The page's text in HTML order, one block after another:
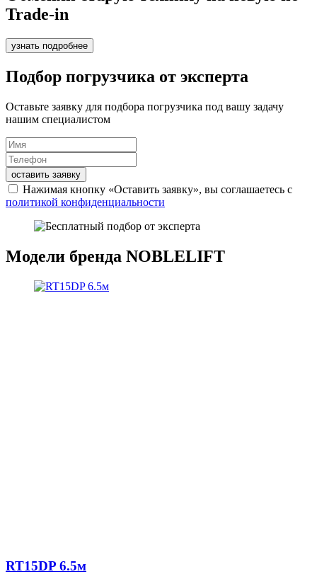
Trade-in
узнать подробнее
Подбор погрузчика от эксперта
Оставьте заявку для подбора погрузчика под вашу задачу
нашим специалистом
оставить заявку
Нажимая кнопку «Оставить заявку», вы соглашаетесь с
политикой конфиденциальности
Модели бренда NOBLELIFT
RT15DP 6.5м